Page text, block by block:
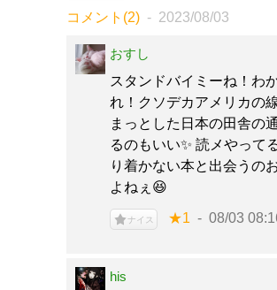
コメント(2) 2023/08/03
おすし
スタンドバイミーね！わ
れ！クソデカアメリカの
まっとした日本の田舎の
るのもいい✨ 読メやって
り着かない本と出会うの
よねぇ😆
ナイス ★1 08/03
his